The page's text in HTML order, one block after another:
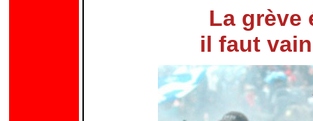
La grève
il faut